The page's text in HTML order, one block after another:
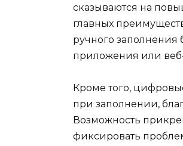
сказываются на
главных
ручного
приложения или
Кроме того,
при заполнении,
Возможность
фиксировать